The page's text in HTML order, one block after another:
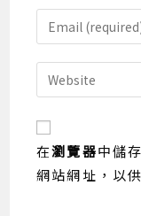
name
or
to
comment
Enter
your
email
address
comment
Enter
your
website
URL
(optional)
在瀏覽器中儲
網站網址，以